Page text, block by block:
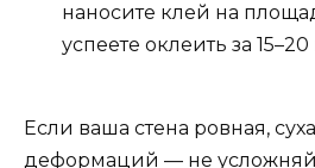
наносите клей на
успеете оклеить за
Если ваша стена ровная,
деформаций — не